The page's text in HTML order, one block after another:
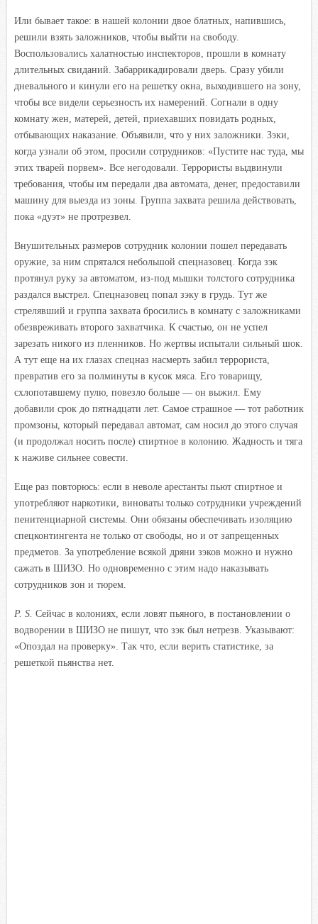
Или бывает такое: в нашей колонии двое блатных, напившись,
решили взять заложников, чтобы выйти на свободу.
Воспользовались халатностью инспекторов, прошли в комнату
длительных свиданий. Забаррикадировали дверь. Сразу убили
дневального и кинули его на решетку окна, выходившего на зону,
чтобы все видели серьезность их намерений. Согнали в одну
комнату жен, матерей, детей, приехавших повидать родных,
отбывающих наказание. Объявили, что у них заложники. Зэки,
когда узнали об этом, просили сотрудников: «Пустите нас туда, мы
этих тварей порвем». Все негодовали. Террористы выдвинули
требования, чтобы им передали два автомата, денег, предоставили
машину для выезда из зоны. Группа захвата решила действовать,
пока «дуэт» не протрезвел.
Внушительных размеров сотрудник колонии пошел передавать
оружие, за ним спрятался небольшой спецназовец. Когда зэк
протянул руку за автоматом, из-под мышки толстого сотрудника
раздался выстрел. Спецназовец попал зэку в грудь. Тут же
стрелявший и группа захвата бросились в комнату с заложниками
обезвреживать второго захватчика. К счастью, он не успел
зарезать никого из пленников. Но жертвы испытали сильный шок.
А тут еще на их глазах спецназ насмерть забил террориста,
превратив его за полминуты в кусок мяса. Его товарищу,
схлопотавшему пулю, повезло больше — он выжил. Ему
добавили срок до пятнадцати лет. Самое страшное — тот работник
промзоны, который передавал автомат, сам носил до этого случая
(и продолжал носить после) спиртное в колонию. Жадность и тяга
к наживе сильнее совести.
Еще раз повторюсь: если в неволе арестанты пьют спиртное и
употребляют наркотики, виноваты только сотрудники учреждений
пенитенциарной системы. Они обязаны обеспечивать изоляцию
спецконтингента не только от свободы, но и от запрещенных
предметов. За употребление всякой дряни зэков можно и нужно
сажать в ШИЗО. Но одновременно с этим надо наказывать
сотрудников зон и тюрем.
P. S. Сейчас в колониях, если ловят пьяного, в постановлении о
водворении в ШИЗО не пишут, что зэк был нетрезв. Указывают:
«Опоздал на проверку». Так что, если верить статистике, за
решеткой пьянства нет.